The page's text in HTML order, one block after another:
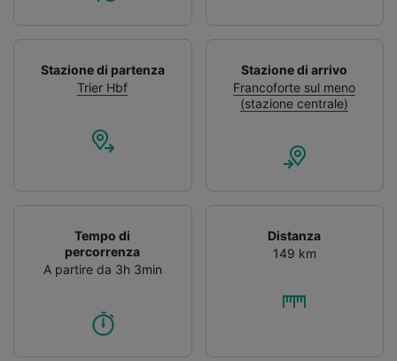
Stazione di partenza
Trier Hbf
Stazione di arrivo
Francoforte sul meno
(stazione centrale)
Tempo di
percorrenza
A partire da 3h 3min
Distanza
149 km